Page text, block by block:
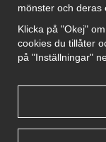
Hur beställer jag
Gör Det Själv Paket
Montera dragkrok
SUPPORT
Villkor
mönster och deras
Klicka på "Okej"
cookies du tillåter
på "Inställningar"